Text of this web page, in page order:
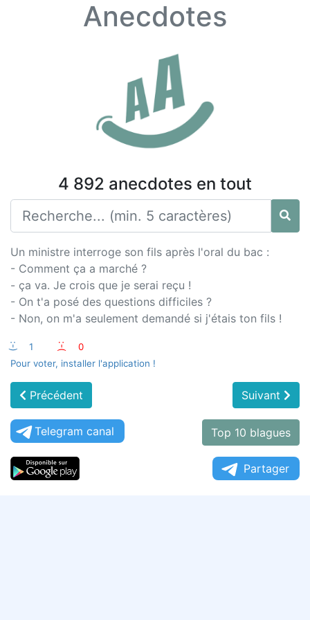
Anecdotes
4 892 anecdotes en tout
Un ministre interroge son fils après l'oral du bac :
- Comment ça a marché ?
- ça va. Je crois que je serai reçu !
- On t'a posé des questions difficiles ?
- Non, on m'a seulement demandé si j'étais ton fils !
:-) 1 :-(
0
Pour voter, installer l'application !
Précédent Suivant
Telegram canal Top 10 blagues
Partager